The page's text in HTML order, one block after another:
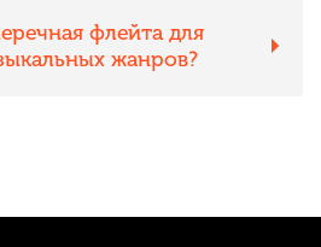
флейта для
жанров?